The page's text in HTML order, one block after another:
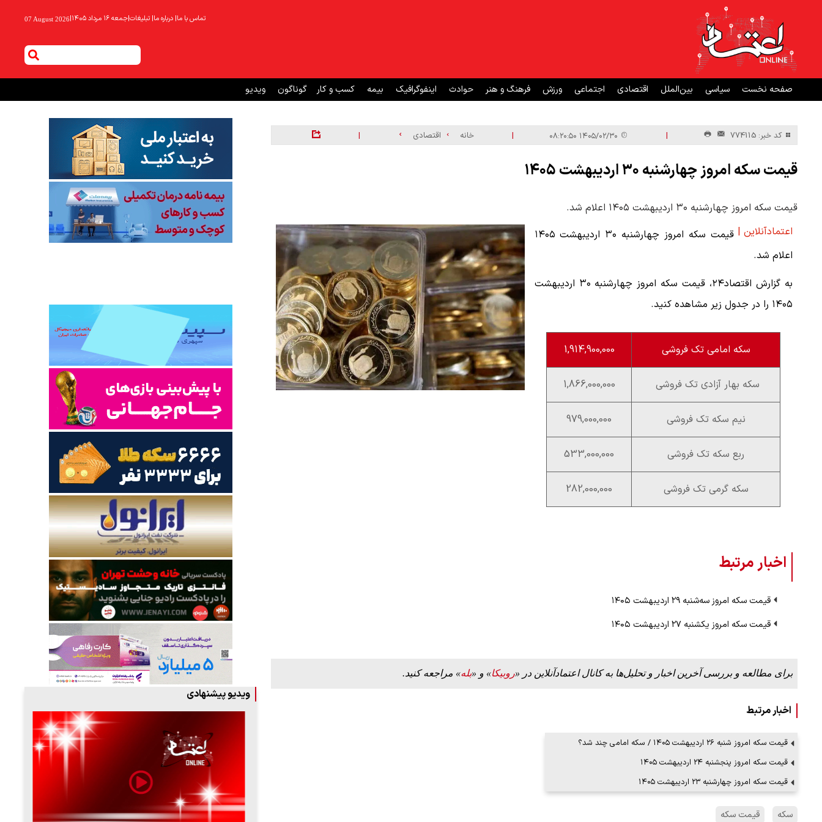
تماس با ما| درباره ما| تبلیغات|جمعه ۱۶ مرداد ۱۴۰۵ |
07 August 2026
صفحه نخست سیاسی بین‌الملل اقتصادی اجتماعی ورزش فرهنگ و هنر حوادث اینفوگرافیک بیمه کسب و کار گوناگون ویدیو
کد خبر: 774115 |
| خانه اقتصادی |
قیمت سکه امروز چهارشنبه ۳۰ اردیبهشت ۱۴۰۵
قیمت سکه امروز چهارشنبه ۳۰ اردیبهشت ۱۴۰۵ اعلام شد.
اعتمادآنلاین |
قیمت سکه امروز چهارشنبه ۳۰ اردیبهشت ۱۴۰۵
اعلام شد.
به گزارش اقتصاد۲۴، قیمت سکه امروز چهارشنبه ۳۰ اردیبهشت
۱۴۰۵ را در جدول زیر مشاهده کنید.
سکه امامی تک فروشی 1,914,900,000
سکه بهار آزادی تک فروشی 1,866,000,000
نیم سکه تک فروشی 979,000,000
ربع سکه تک فروشی 533,000,000
سکه گرمی تک فروشی 282,000,000
اخبار مرتبط
قیمت سکه امروز سه‌شنبه ۲۹ اردیبهشت ۱۴۰۵
قیمت سکه امروز یکشنبه ۲۷ اردیبهشت ۱۴۰۵
برای مطالعه و بررسی آخرین اخبار و تحلیل‌ها به کانال اعتمادآنلاین در «روبیکا» و «بله» مراجعه کنید.
اخبار مرتبط
قیمت سکه امروز شنبه ۲۶ اردیبهشت ۱۴۰۵ / سکه امامی چند شد؟
قیمت سکه امروز پنجشنبه ۲۴ اردیبهشت ۱۴۰۵
قیمت سکه امروز چهارشنبه ۲۳ اردیبهشت ۱۴۰۵
سکه قیمت سکه
ویدیو پیشنهادی